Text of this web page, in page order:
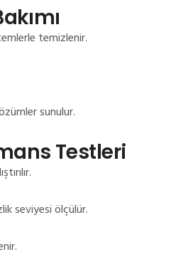
temizlenir.
sunulur.
Testleri
seviyesi ölçülür.